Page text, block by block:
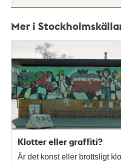
Mer i
Relaterade
poster
och
teman
Klotter eller graffiti?
Är det konst eller brottsligt